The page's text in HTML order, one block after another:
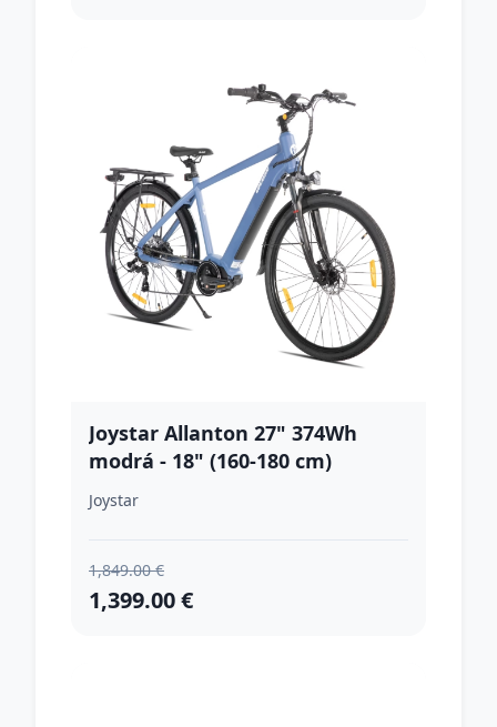
Joystar Allanton 27" 374Wh
modrá - 18" (160-180 cm)
Joystar
1,849.00 €
1,399.00 €